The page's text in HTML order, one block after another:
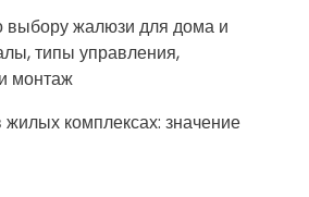
выбору жалюзи для дома и
типы управления,
монтаж
жилых комплексах: значение